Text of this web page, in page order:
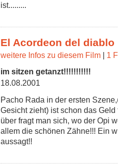
ist.........
El Acordeon del diablo
weitere Infos zu diesem Film | 1
im sitzen getanzt!!!!!!!!!!!
18.08.2001
Pacho Rada in der ersten
Gesicht zieht) ist schon das
über fragt man sich, wo der Opi
allem die schönen Zähne!!! Ein
aussagt!!